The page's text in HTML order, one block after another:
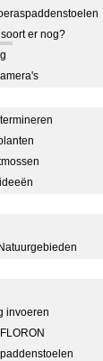
er nog?
invoeren